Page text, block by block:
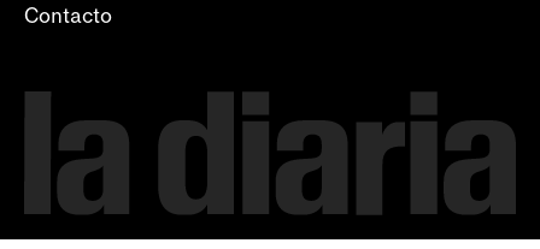
Contacto